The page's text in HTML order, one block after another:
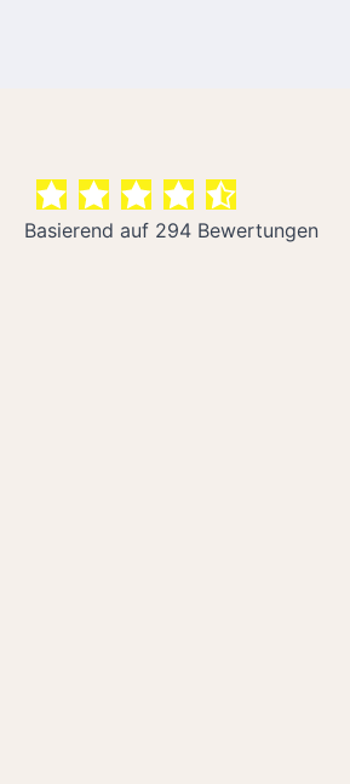
Basierend auf 294 Bewertungen